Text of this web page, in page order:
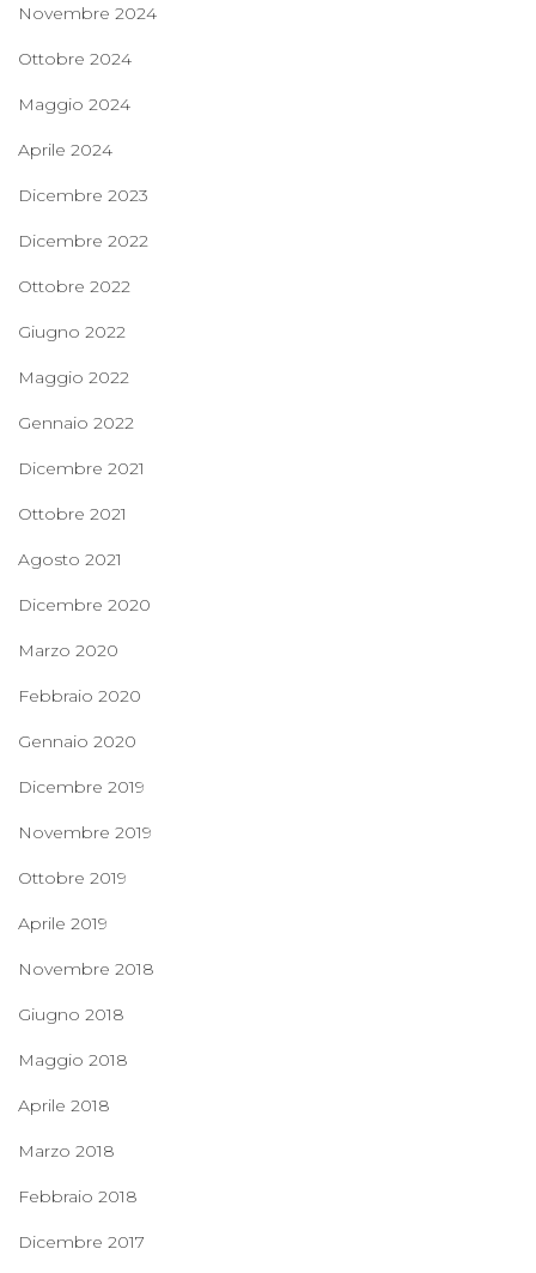
Novembre 2024
Ottobre 2024
Maggio 2024
Aprile 2024
Dicembre 2023
Dicembre 2022
Ottobre 2022
Giugno 2022
Maggio 2022
Gennaio 2022
Dicembre 2021
Ottobre 2021
Agosto 2021
Dicembre 2020
Marzo 2020
Febbraio 2020
Gennaio 2020
Dicembre 2019
Novembre 2019
Ottobre 2019
Aprile 2019
Novembre 2018
Giugno 2018
Maggio 2018
Aprile 2018
Marzo 2018
Febbraio 2018
Dicembre 2017